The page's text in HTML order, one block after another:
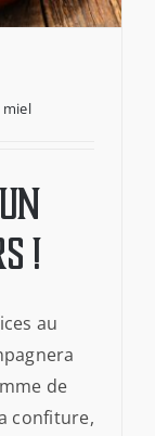
miel
!
au
de
confiture,